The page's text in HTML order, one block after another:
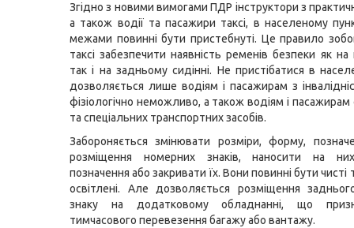
Згідно з новими вимогами ПДР інструктори з
а також водії та пасажири таксі, в населеному
межами повинні бути пристебнуті. Це правило
таксі забезпечити наявність ременів безпеки як
так і на задньому сидінні. Не пристібатися в
дозволяється лише водіям і пасажирам з
фізіологічно неможливо, а також водіям і
та спеціальних транспортних засобів.
Забороняється змінювати розміри, форму,
розміщення номерних знаків, наносити на
позначення або закривати їх. Вони повинні бути
освітлені. Але дозволяється розміщення
знаку на додатковому обладнанні, що
тимчасового перевезення багажу або вантажу.